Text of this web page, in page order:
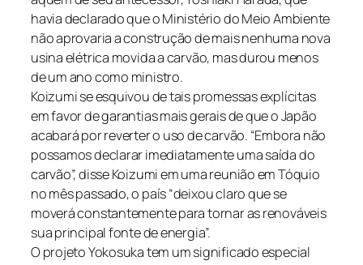
havia declarado que o Ministério do Meio Ambiente
não aprovaria a construção de mais nenhuma nova
usina elétrica movida a carvão, mas durou menos
de um ano como ministro.
Koizumi se esquivou de tais promessas explícitas
em favor de garantias mais gerais de que o Japão
acabará por reverter o uso de carvão. “Embora não
possamos declarar imediatamente uma saída do
carvão”, disse Koizumi em uma reunião em Tóquio
no mês passado, o país “deixou claro que se
moverá constantemente para tornar as renováveis ​​
sua principal fonte de energia”.
O projeto Yokosuka tem um significado especial